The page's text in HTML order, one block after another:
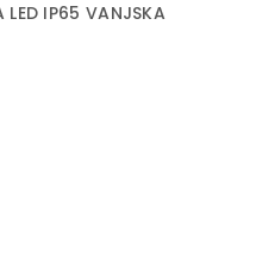
LED IP65 VANJSKA